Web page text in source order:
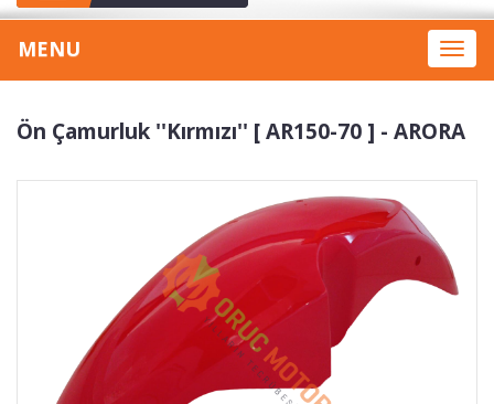
Toggle
MENU
Ön Çamurluk ''Kırmızı'' [ AR150-70 ] - ARORA